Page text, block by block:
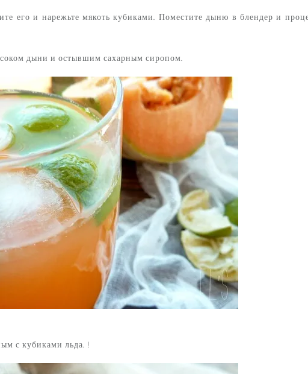
его и нарежьте мякоть кубиками. Поместите дыню в блендер и
дыни и остывшим сахарным сиропом.
с кубиками льда. !